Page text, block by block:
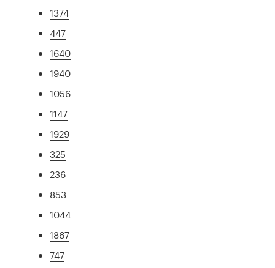
1374
447
1640
1940
1056
1147
1929
325
236
853
1044
1867
747